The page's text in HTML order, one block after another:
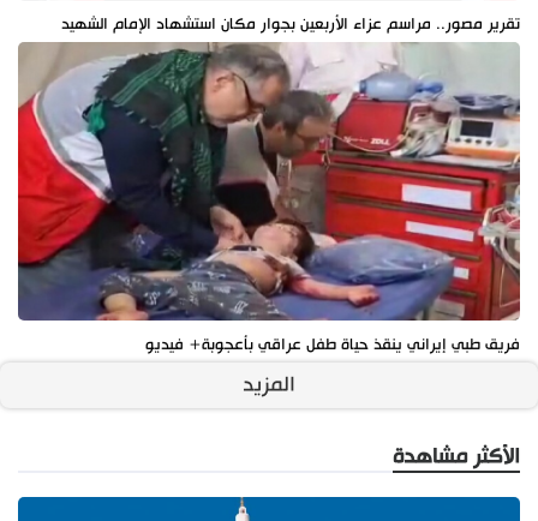
تقرير مصور.. مراسم عزاء الأربعين بجوار مكان استشهاد الإمام الشهيد
فريق طبي إيراني ينقذ حياة طفل عراقي بأعجوبة+ فيديو
المزيد
الأكثر مشاهدة